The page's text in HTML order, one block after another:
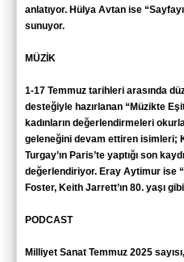
anlatıyor. Hülya Avtan ise
sunuyor.
MÜZİK
1-17 Temmuz tarihleri arasında
desteğiyle hazırlanan “Müzikte
kadınların değerlendirmeleri
geleneğini devam ettiren isimleri;
Turgay’ın Paris’te yaptığı son
değerlendiriyor. Eray Aytimur ise
Foster, Keith Jarrett’ın 80. yaşı
PODCAST
Milliyet Sanat Temmuz 2025